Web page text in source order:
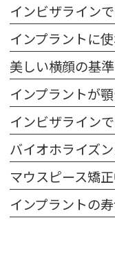
インビザライン
インプラントに
美しい横顔の基
インプラントが
インビザライン
マウスピース矯
インプラントの